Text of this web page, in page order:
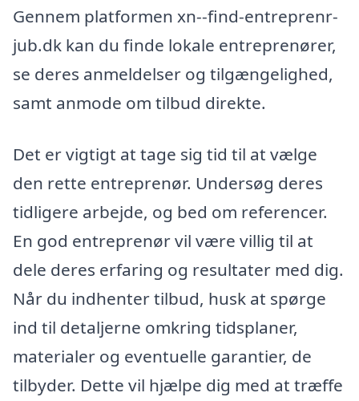
Gennem platformen xn--find-entreprenr-
jub.dk kan du finde lokale entreprenører,
se deres anmeldelser og tilgængelighed,
samt anmode om tilbud direkte.
Det er vigtigt at tage sig tid til at vælge
den rette entreprenør. Undersøg deres
tidligere arbejde, og bed om referencer.
En god entreprenør vil være villig til at
dele deres erfaring og resultater med dig.
Når du indhenter tilbud, husk at spørge
ind til detaljerne omkring tidsplaner,
materialer og eventuelle garantier, de
tilbyder. Dette vil hjælpe dig med at træffe